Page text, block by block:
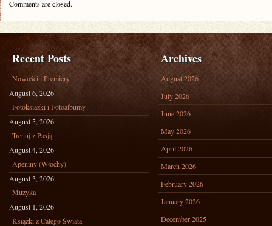
Comments are closed.
Recent Posts
Nowości i Premiery
August 6, 2026
Fotoksiążki i Fotoalbumy
August 5, 2026
Trenuj z Pasją
August 4, 2026
Apeniny (Włochy)
August 3, 2026
Muzyka
August 1, 2026
Książki z Całego Świata
Archives
August 2026
July 2026
June 2026
May 2026
April 2026
March 2026
February 2026
January 2026
December 2025